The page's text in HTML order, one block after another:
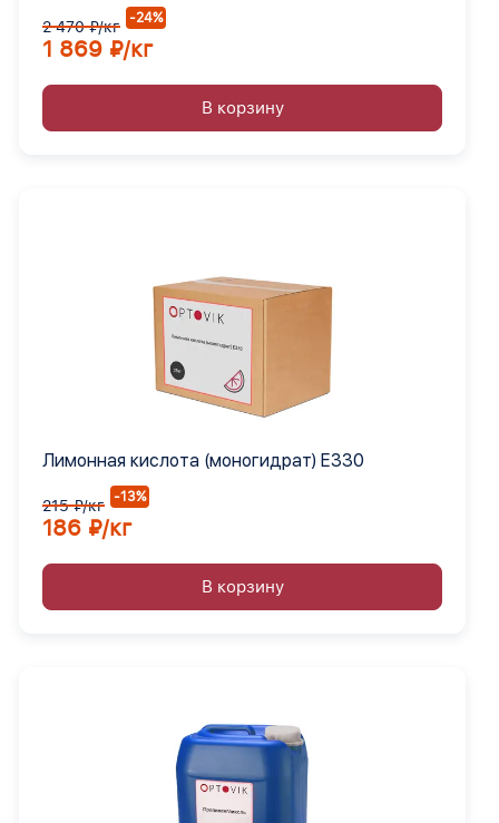
2 470 ₽/кг -24%
1 869 ₽/кг
В корзину
Лимонная кислота (моногидрат) Е330
215 ₽/кг -13%
186 ₽/кг
В корзину